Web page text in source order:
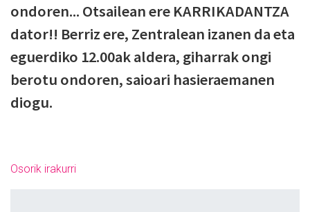
ondoren... Otsailean ere KARRIKADANTZA
dator!! Berriz ere, Zentralean izanen da eta
eguerdiko 12.00ak aldera, giharrak ongi
berotu ondoren, saioari hasieraemanen
diogu.
Osorik irakurri